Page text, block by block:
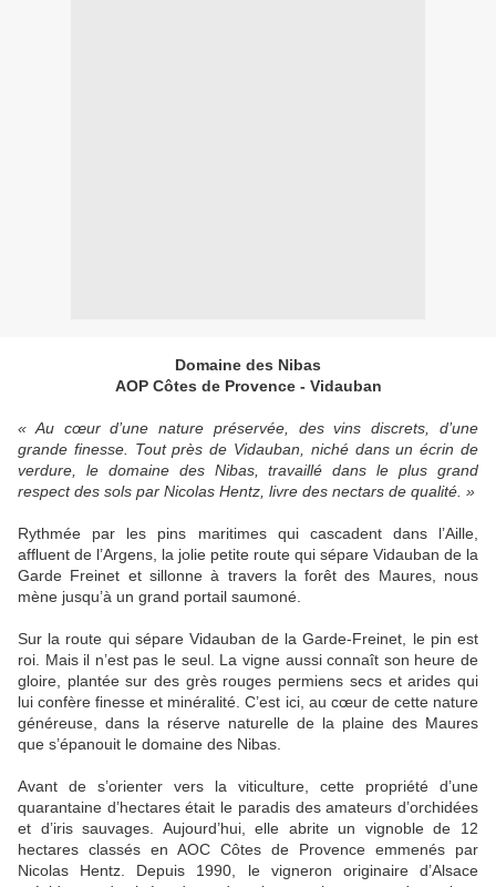
Domaine des Nibas
AOP Côtes de Provence - Vidauban
« Au cœur d’une nature préservée, des vins discrets, d’une
grande finesse. Tout près de Vidauban, niché dans un écrin de
verdure, le domaine des Nibas, travaillé dans le plus grand
respect des sols par Nicolas Hentz, livre des nectars de qualité. »
Rythmée par les pins maritimes qui cascadent dans l’Aille,
affluent de l’Argens, la jolie petite route qui sépare Vidauban de la
Garde Freinet et sillonne à travers la forêt des Maures, nous
mène jusqu’à un grand portail saumoné.
Sur la route qui sépare Vidauban de la Garde-Freinet, le pin est
roi. Mais il n’est pas le seul. La vigne aussi connaît son heure de
gloire, plantée sur des grès rouges permiens secs et arides qui
lui confère finesse et minéralité. C’est ici, au cœur de cette nature
généreuse, dans la réserve naturelle de la plaine des Maures
que s’épanouit le domaine des Nibas.
Avant de s’orienter vers la viticulture, cette propriété d’une
quarantaine d’hectares était le paradis des amateurs d’orchidées
et d’iris sauvages. Aujourd’hui, elle abrite un vignoble de 12
hectares classés en AOC Côtes de Provence emmenés par
Nicolas Hentz. Depuis 1990, le vigneron originaire d’Alsace